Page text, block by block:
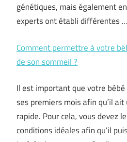
génétiques, mais également
experts ont établi différentes …
Comment permettre à votre
de son sommeil ?
Il est important que votre
ses premiers mois afin qu’il ait
rapide. Pour cela, vous devez
conditions idéales afin qu’il